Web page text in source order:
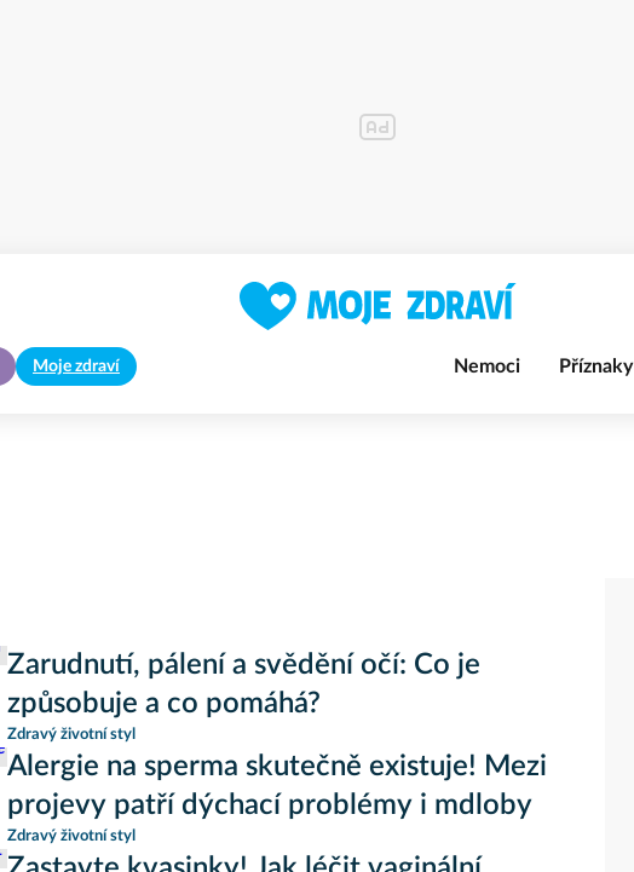
Moje zdraví Nemoci Příznaky
Zarudnutí, pálení a svědění očí: Co je
způsobuje a co pomáhá?
Zdravý životní styl
Alergie na sperma skutečně existuje! Mezi
projevy patří dýchací problémy i mdloby
Zdravý životní styl